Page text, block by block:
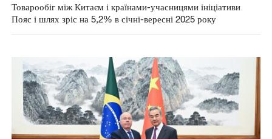
Товарообіг між Китаєм і країнами-учасницями ініціативи
Пояс і шлях зріс на 5,2% в січні-вересні 2025 року